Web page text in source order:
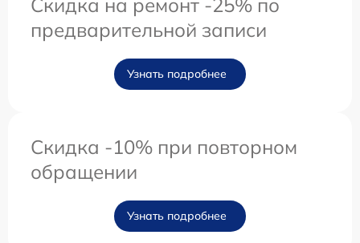
Скидка на ремонт -25% по
предварительной записи
Узнать подробнее
Скидка -10% при повторном
обращении
Узнать подробнее